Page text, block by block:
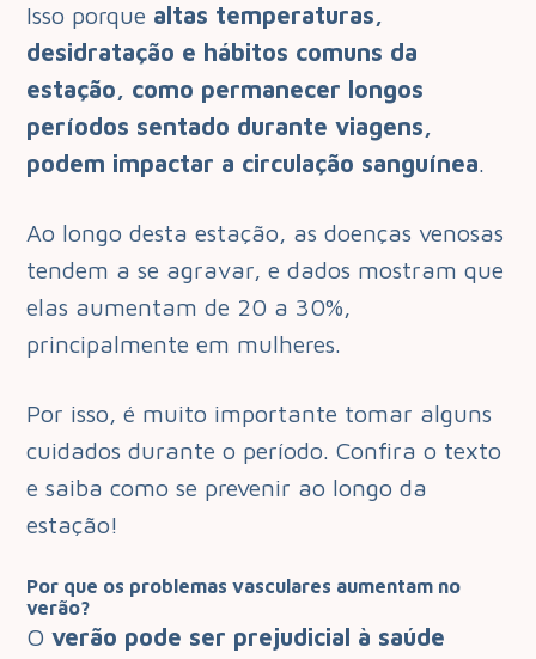
Isso porque altas temperaturas,
desidratação e hábitos comuns da
estação, como permanecer longos
períodos sentado durante viagens,
podem impactar a circulação sanguínea.
Ao longo desta estação, as doenças venosas
tendem a se agravar, e dados mostram que
elas aumentam de 20 a 30%,
principalmente em mulheres.
Por isso, é muito importante tomar alguns
cuidados durante o período. Confira o texto
e saiba como se prevenir ao longo da
estação!
Por que os problemas vasculares aumentam no
verão?
Overão pode ser prejudicial à saúde